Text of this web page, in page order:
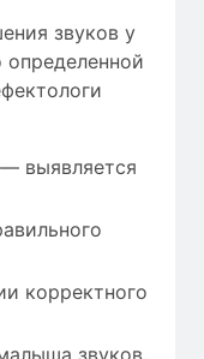
звуков у
выявляется
корректного
звуков.